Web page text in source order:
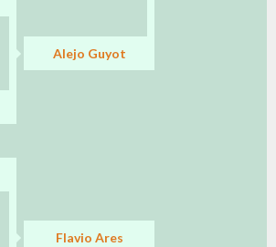
Alejo Guyot
Flavio Ares